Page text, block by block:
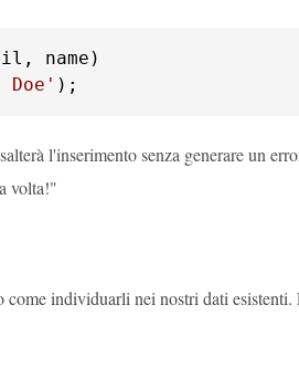
Doe' );
l'inserimento senza generare un
volta!"
individuarli nei nostri dati